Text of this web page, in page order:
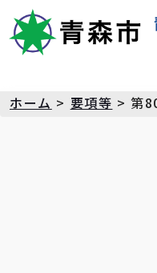
ホーム > 要項等 >第